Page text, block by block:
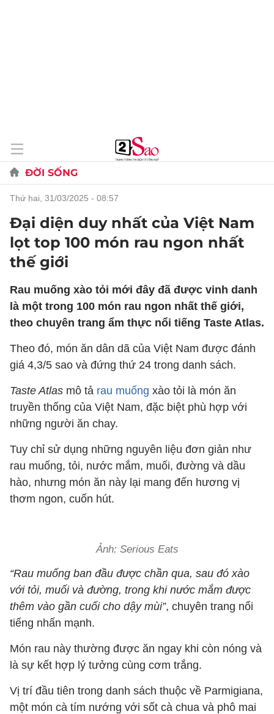
ĐỜI SỐNG
thứ hai, 31/03/2025 - 08:57
Đại diện duy nhất của Việt Nam
lọt top 100 món rau ngon nhất
thế giới
Rau muống xào tỏi mới đây đã được vinh danh
là một trong 100 món rau ngon nhất thế giới,
theo chuyên trang ẩm thực nổi tiếng Taste Atlas.
Theo đó, món ăn dân dã của Việt Nam được đánh
giá 4,3/5 sao và đứng thứ 24 trong danh sách.
Taste Atlas mô tả rau muống xào tỏi là món ăn
truyền thống của Việt Nam, đặc biệt phù hợp với
những người ăn chay.
Tuy chỉ sử dụng những nguyên liệu đơn giản như
rau muống, tỏi, nước mắm, muối, đường và dầu
hào, nhưng món ăn này lại mang đến hương vị
thơm ngon, cuốn hút.
Ảnh: Serious Eats
“Rau muống ban đầu được chần qua, sau đó xào
với tỏi, muối và đường, trong khi nước mắm được
thêm vào gần cuối cho dậy mùi”, chuyên trang nổi
tiếng nhấn mạnh.
Món rau này thường được ăn ngay khi còn nóng và
là sự kết hợp lý tưởng cùng cơm trắng.
Vị trí đầu tiên trong danh sách thuộc về Parmigiana,
một món cà tím nướng với sốt cà chua và phô mai